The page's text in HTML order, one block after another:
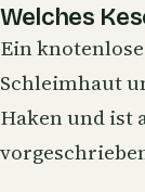
Welches
Ein
Schleimhaut
Haken und ist